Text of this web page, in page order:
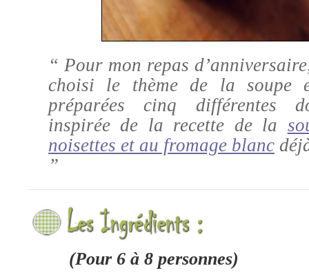
“ Pour mon repas
choisi le thème de la soupe
préparées cinq différentes
inspirée de la recette de la
noisettes et au fromage blanc
”
(Pour 6 à 8 personnes)